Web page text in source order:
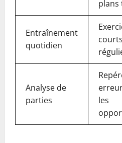
plans
Entraînement
quotidien
Analyse de
parties
les